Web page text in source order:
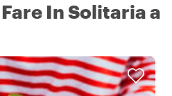
In Solitaria a